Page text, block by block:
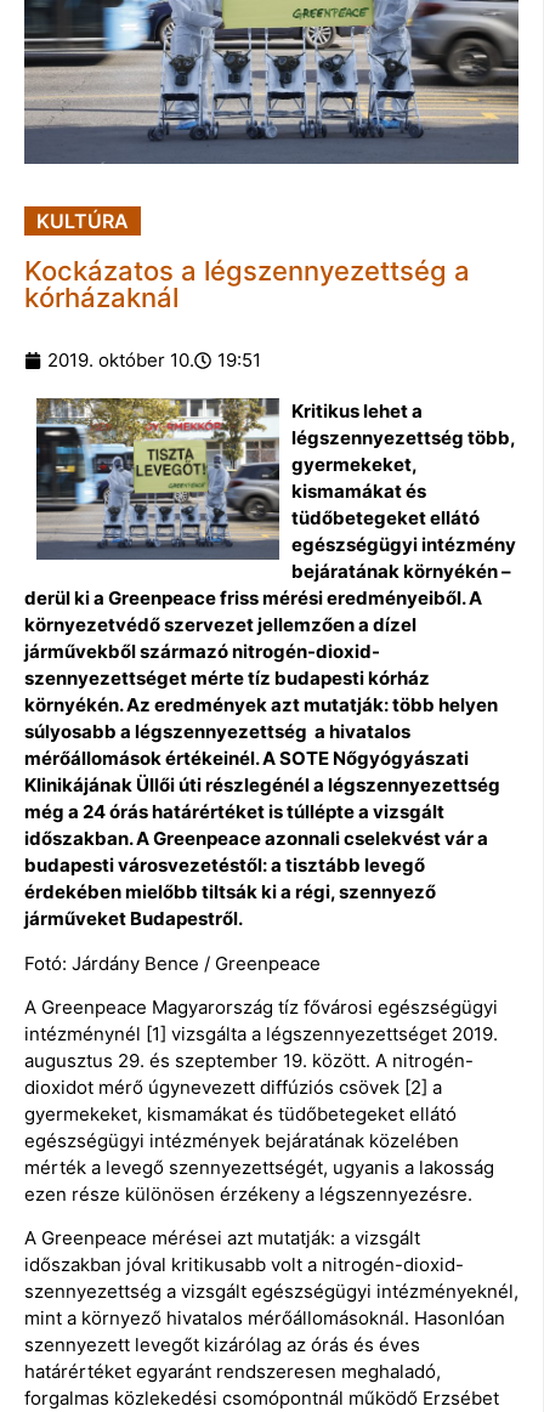
KULTÚRA
Kockázatos a légszennyezettség a
kórházaknál
2019. október 10. 19:51
Kritikus lehet a
légszennyezettség több,
gyermekeket,
kismamákat és
tüdőbetegeket ellátó
egészségügyi intézmény
bejáratának környékén –
derül ki a Greenpeace friss mérési eredményeiből. A
környezetvédő szervezet jellemzően a dízel
járművekből származó nitrogén-dioxid-
szennyezettséget mérte tíz budapesti kórház
környékén. Az eredmények azt mutatják: több helyen
súlyosabb a légszennyezettség a hivatalos
mérőállomások értékeinél. A SOTE Nőgyógyászati
Klinikájának Üllői úti részlegénél a légszennyezettség
még a 24 órás határértéket is túllépte a vizsgált
időszakban. A Greenpeace azonnali cselekvést vár a
budapesti városvezetéstől: a tisztább levegő
érdekében mielőbb tiltsák ki a régi, szennyező
járműveket Budapestről.
Fotó: Járdány Bence / Greenpeace
A Greenpeace Magyarország tíz fővárosi egészségügyi
intézménynél [1] vizsgálta a légszennyezettséget 2019.
augusztus 29. és szeptember 19. között. A nitrogén-
dioxidot mérő úgynevezett diffúziós csövek [2] a
gyermekeket, kismamákat és tüdőbetegeket ellátó
egészségügyi intézmények bejáratának közelében
mérték a levegő szennyezettségét, ugyanis a lakosság
ezen része különösen érzékeny a légszennyezésre.
A Greenpeace mérései azt mutatják: a vizsgált
időszakban jóval kritikusabb volt a nitrogén-dioxid-
szennyezettség a vizsgált egészségügyi intézményeknél,
mint a környező hivatalos mérőállomásoknál. Hasonlóan
szennyezett levegőt kizárólag az órás és éves
határértéket egyaránt rendszeresen meghaladó,
forgalmas közlekedési csomópontnál működő Erzsébet